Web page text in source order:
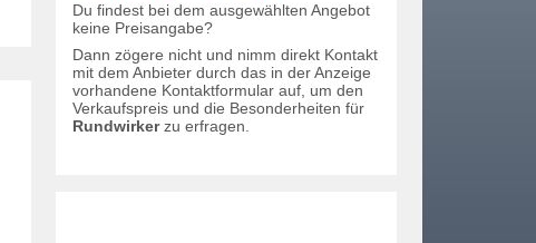
Du findest bei dem ausgewählten Angebot
keine Preisangabe?
Dann zögere nicht und nimm direkt Kontakt
mit dem Anbieter durch das in der Anzeige
vorhandene Kontaktformular auf, um den
Verkaufspreis und die Besonderheiten für
Rundwirkerzu erfragen.